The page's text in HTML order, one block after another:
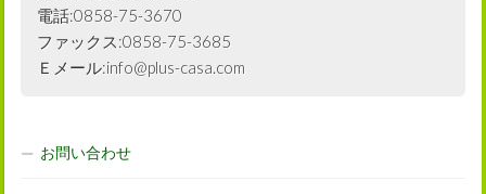
電話:0858-75-3670
ファックス:0858-75-3685
Ｅメール:info@plus-casa.com
お問い合わせ